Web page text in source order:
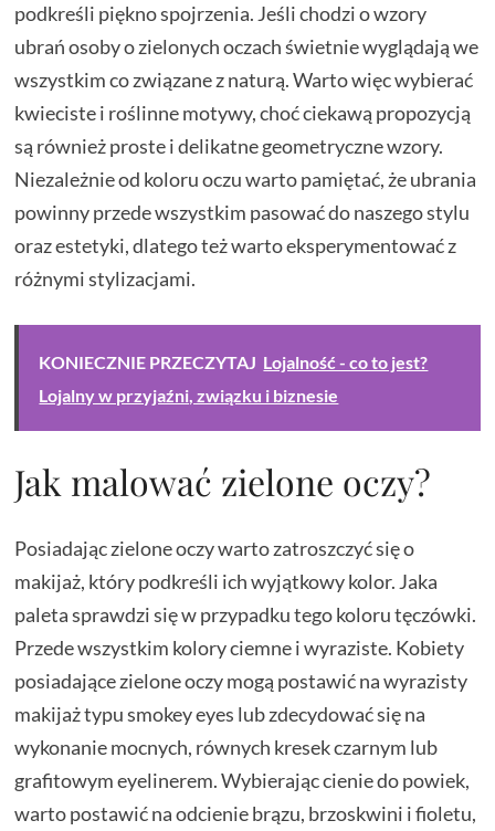
podkreśli piękno spojrzenia. Jeśli chodzi o wzory
ubrań osoby o zielonych oczach świetnie wyglądają we
wszystkim co związane z naturą. Warto więc wybierać
kwieciste i roślinne motywy, choć ciekawą propozycją
są również proste i delikatne geometryczne wzory.
Niezależnie od koloru oczu warto pamiętać, że ubrania
powinny przede wszystkim pasować do naszego stylu
oraz estetyki, dlatego też warto eksperymentować z
różnymi stylizacjami.
KONIECZNIE PRZECZYTAJ Lojalność - co to jest?
Lojalny w przyjaźni, związku i biznesie
Jak malować zielone oczy?
Posiadając zielone oczy warto zatroszczyć się o
makijaż, który podkreśli ich wyjątkowy kolor. Jaka
paleta sprawdzi się w przypadku tego koloru tęczówki.
Przede wszystkim kolory ciemne i wyraziste. Kobiety
posiadające zielone oczy mogą postawić na wyrazisty
makijaż typu smokey eyes lub zdecydować się na
wykonanie mocnych, równych kresek czarnym lub
grafitowym eyelinerem. Wybierając cienie do powiek,
warto postawić na odcienie brązu, brzoskwini i fioletu,